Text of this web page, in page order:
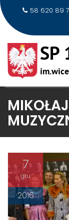
content
58 620 89
7
gru
2016